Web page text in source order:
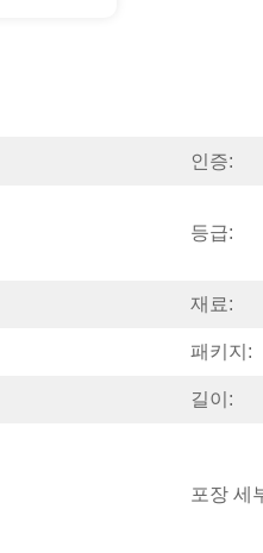
인증:
등급:
재료:
패키지:
길이:
포장 세